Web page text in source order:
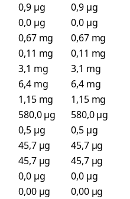
0,9 µg
0,9 µg
0,0 µg
0,0 µg
0,67 mg
0,67 mg
0,11 mg
0,11 mg
3,1 mg
3,1 mg
6,4 mg
6,4 mg
1,15 mg
1,15 mg
580,0 µg
580,0 µg
0,5 µg
0,5 µg
45,7 µg
45,7 µg
45,7 µg
45,7 µg
0,0 µg
0,0 µg
0,00 µg
0,00 µg